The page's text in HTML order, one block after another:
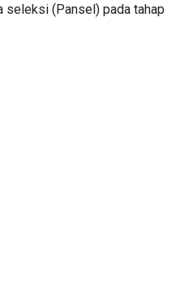
(Pansel) pada tahap